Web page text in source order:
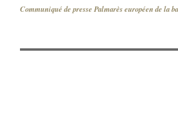
Communiqué de presse Palmarès européen de la